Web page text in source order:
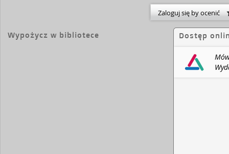
Zaloguj się by ocenić
Wypożycz w bibliotece Dostęp